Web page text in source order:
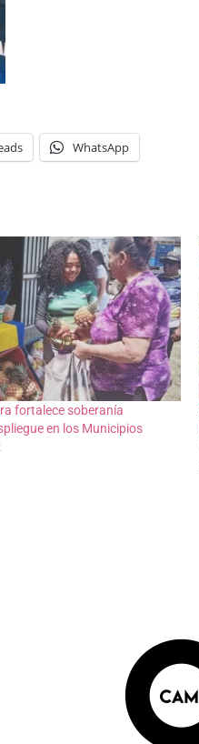
WhatsApp
fortalece soberanía
en los Municipios